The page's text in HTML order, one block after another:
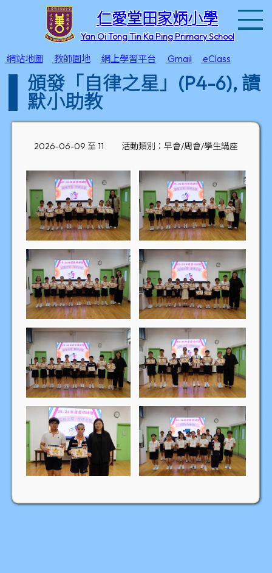
仁愛堂田家炳小學
Yan Oi Tong Tin Ka Ping Primary School
網站地圖 教師園地 網上學習平台 Gmail eClass
頒發「自律之星」(P4-6), 讀
默小助教
2026-06-09 至 11 活動類別：早會/周會/學生講座